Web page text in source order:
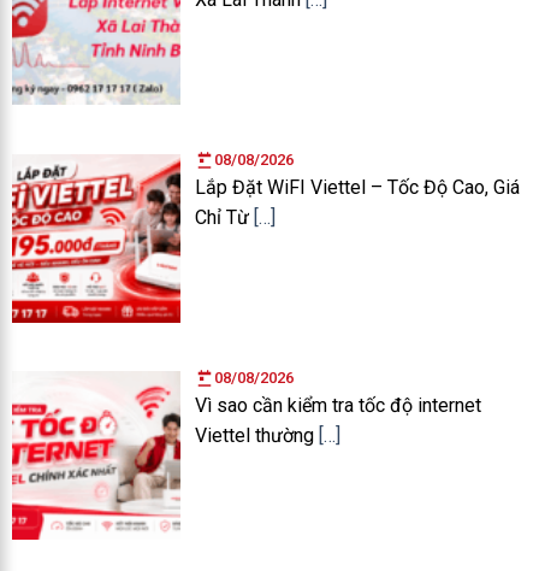
08/08/2026
Lắp Đặt WiFI Viettel – Tốc Độ Cao, Giá
Chỉ Từ […]
08/08/2026
Vì sao cần kiểm tra tốc độ internet
Viettel thường […]